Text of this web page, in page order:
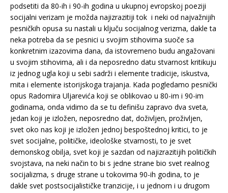
podsetiti da 80-ih i 90-ih godina u ukupnoj evropskoj poeziji
socijalni verizam je možda najizrazitiji tok i neki od najvažnijih
pesničkih opusa su nastali u ključu socijalnog verizma, dakle ta
neka potreba da se pesnici u svojim stihovima suoče sa
konkretnim izazovima dana, da istovremeno budu angažovani
u svojim stihovima, ali i da neposredno datu stvarnost kritikuju
iz jednog ugla koji u sebi sadrži i elemente tradicije, iskustva,
mita i elemente istorijskoga trajanja. Kada pogledamo pesnički
opus Radomira Uljarevića koji se oblikovao u 80-im i 90-im
godinama, onda vidimo da se tu definišu zapravo dva sveta,
jedan koji je izložen, neposredno dat, doživljen, proživljen,
svet oko nas koji je izložen jednoj bespoštednoj kritici, to je
svet socijalne, političke, ideološke stvarnosti, to je svet
demonskog obilja, svet koji je sazdan od najizrazitijih političkih
svojstava, na neki način to bi s jedne strane bio svet realnog
socijalizma, s druge strane u tokovima 90-ih godina, to je
dakle svet postsocijalističke tranzicije, i u jednom i u drugom